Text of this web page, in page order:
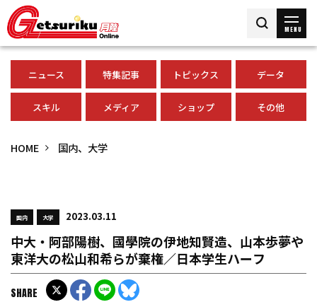
MENU
ニュース 特集記事 トピックス データ
スキル メディア ショップ その他
HOME 国内、大学
国内 大学 2023.03.11
中大・阿部陽樹、國學院の伊地知賢造、山本歩夢や
東洋大の松山和希らが棄権／日本学生ハーフ
SHARE